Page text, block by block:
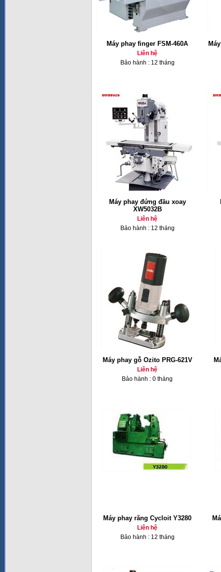
Máy phay finger FSM-460A
Liên hệ
Bảo hành : 12 tháng
Máy phay đứng đầu xoay
XW5032B
Liên hệ
Bảo hành : 12 tháng
Máy phay gỗ Ozito PRG-621V
Liên hệ
Bảo hành : 0 tháng
Máy phay răng Cycloit Y3280
Liên hệ
Bảo hành : 12 tháng